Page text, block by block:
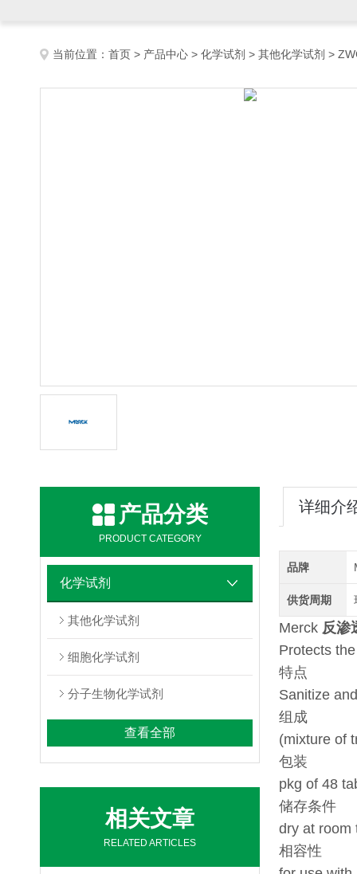
当前位置： 首页 > 产品中心 > 化学试剂 > 其他化学试剂 >
产品分类
PRODUCT CATEGORY
化学试剂
其他化学试剂
细胞化学试剂
分子生物化学试剂
查看全部
相关文章
RELATED ARTICLES
详细介
品牌
供货周期
Merck 反渗
Protects
特点
Sanitize
组成
(mixture of
包装
pkg of 48
储存条件
dry at room
相容性